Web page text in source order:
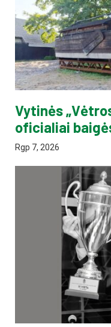
Vytinės
oficialiai
Rgp 7, 2026